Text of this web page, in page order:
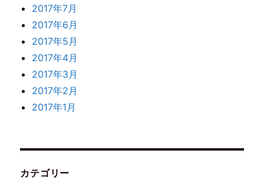
2017年7月
2017年6月
2017年5月
2017年4月
2017年3月
2017年2月
2017年1月
カテゴリー